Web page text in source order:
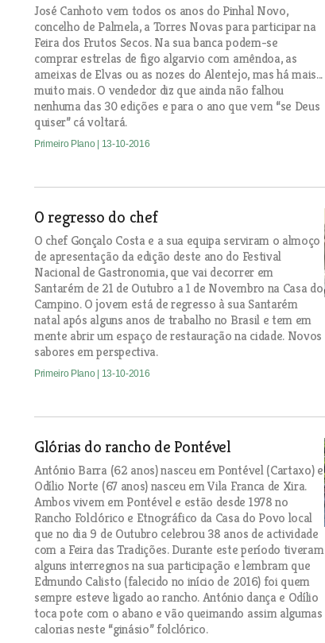
José Canhoto vem todos os anos do Pinhal Novo,
concelho de Palmela, a Torres Novas para participar na
Feira dos Frutos Secos. Na sua banca podem-se
comprar estrelas de figo algarvio com amêndoa, as
ameixas de Elvas ou as nozes do Alentejo, mas há mais...
muito mais. O vendedor diz que ainda não falhou
nenhuma das 30 edições e para o ano que vem “se Deus
quiser” cá voltará.
Primeiro Plano | 13-10-2016
O regresso do chef
O chef Gonçalo Costa e a sua equipa serviram o almoço
de apresentação da edição deste ano do Festival
Nacional de Gastronomia, que vai decorrer em
Santarém de 21 de Outubro a 1 de Novembro na Casa do
Campino. O jovem está de regresso à sua Santarém
natal após alguns anos de trabalho no Brasil e tem em
mente abrir um espaço de restauração na cidade. Novos
sabores em perspectiva.
Primeiro Plano | 13-10-2016
Glórias do rancho de Pontével
António Barra (62 anos) nasceu em Pontével (Cartaxo) e
Odílio Norte (67 anos) nasceu em Vila Franca de Xira.
Ambos vivem em Pontével e estão desde 1978 no
Rancho Folclórico e Etnográfico da Casa do Povo local
que no dia 9 de Outubro celebrou 38 anos de actividade
com a Feira das Tradições. Durante este período tiveram
alguns interregnos na sua participação e lembram que
Edmundo Calisto (falecido no início de 2016) foi quem
sempre esteve ligado ao rancho. António dança e Odílio
toca pote com o abano e vão queimando assim algumas
calorias neste “ginásio” folclórico.